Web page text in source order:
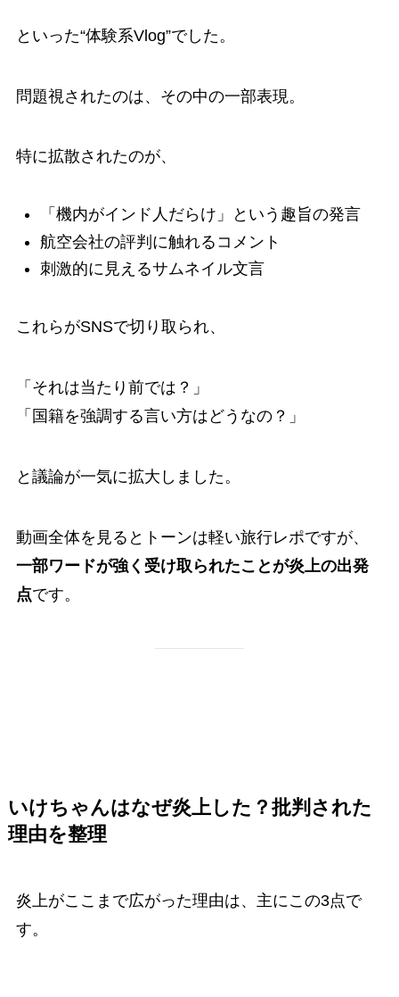
といった“体験系Vlog”でした。
問題視されたのは、その中の一部表現。
特に拡散されたのが、
「機内がインド人だらけ」という趣旨の発言
航空会社の評判に触れるコメント
刺激的に見えるサムネイル文言
これらがSNSで切り取られ、
「それは当たり前では？」
「国籍を強調する言い方はどうなの？」
と議論が一気に拡大しました。
動画全体を見るとトーンは軽い旅行レポですが、
一部ワードが強く受け取られたことが炎上の出発
点です。
いけちゃんはなぜ炎上した？批判された
理由を整理
炎上がここまで広がった理由は、主にこの3点で
す。